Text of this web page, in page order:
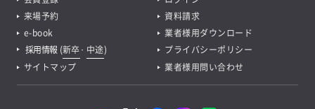
来場予約
資料請求
e-book
業者様用ダウンロード
採用情報 (新卒･ 中途)
プライバシーポリシー
サイトマップ
業者様用問い合わせ